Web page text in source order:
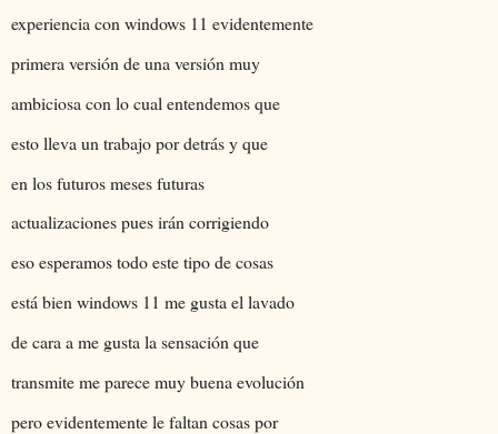
experiencia con windows 11 evidentemente
primera versión de una versión muy
ambiciosa con lo cual entendemos que
esto lleva un trabajo por detrás y que
en los futuros meses futuras
actualizaciones pues irán corrigiendo
eso esperamos todo este tipo de cosas
está bien windows 11 me gusta el lavado
de cara a me gusta la sensación que
transmite me parece muy buena evolución
pero evidentemente le faltan cosas por